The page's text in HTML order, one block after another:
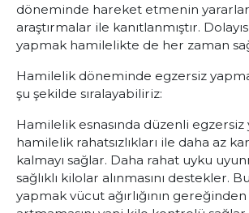
döneminde hareket etmenin
araştırmalar ile kanıtlanmıştır.
yapmak hamilelikte de her zaman
Hamilelik döneminde egzersiz
şu şekilde sıralayabiliriz:
Hamilelik esnasında düzenli egzersiz
hamilelik rahatsızlıkları ile daha az
kalmayı sağlar. Daha rahat uyku
sağlıklı kilolar alınmasını destekler.
yapmak vücut ağırlığının gereğinden